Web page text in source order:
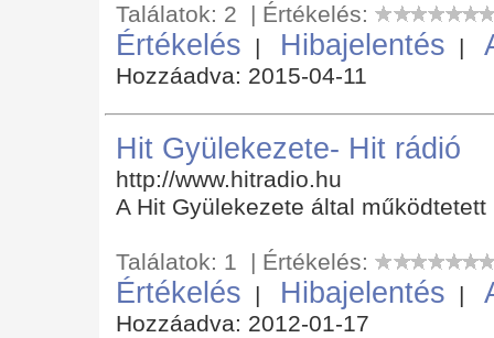
Találatok: 2 | Értékelés:
Értékelés | Hibajelentés |
Hozzáadva: 2015-04-11
Hit Gyülekezete- Hit rádió
http://www.hitradio.hu
A Hit Gyülekezete által működtetett
Találatok: 1 | Értékelés:
Értékelés | Hibajelentés |
Hozzáadva: 2012-01-17